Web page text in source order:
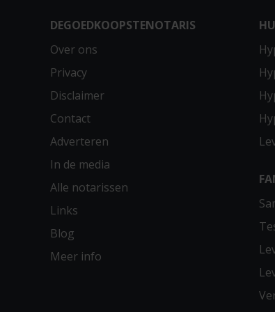
DEGOEDKOOPSTENOTARIS
Over ons
Privacy
Disclaimer
Contact
Adverteren
In de media
Alle notarissen
Links
Blog
Meer info